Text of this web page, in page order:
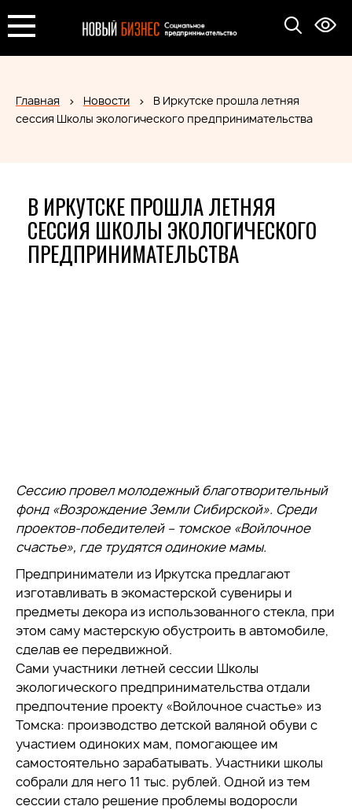
Главная Новости
В Иркутске прошла летняя
сессия Школы экологического предпринимательства
В ИРКУТСКЕ ПРОШЛА ЛЕТНЯЯ
СЕССИЯ ШКОЛЫ ЭКОЛОГИЧЕСКОГО
ПРЕДПРИНИМАТЕЛЬСТВА
Сессию провел молодежный благотворительный
фонд «Возрождение Земли Сибирской». Среди
проектов-победителей – томское «Войлочное
счастье», где трудятся одинокие мамы.
Предприниматели из Иркутска предлагают
изготавливать в экомастерской сувениры и
предметы декора из использованного стекла, при
этом саму мастерскую обустроить в автомобиле,
сделав ее передвижной.
Сами участники летней сессии Школы
экологического предпринимательства отдали
предпочтение проекту «Войлочное счастье» из
Томска: производство детской валяной обуви с
участием одиноких мам, помогающее им
самостоятельно зарабатывать. Участники школы
собрали для него 11 тыс. рублей. Одной из тем
сессии стало решение проблемы водоросли